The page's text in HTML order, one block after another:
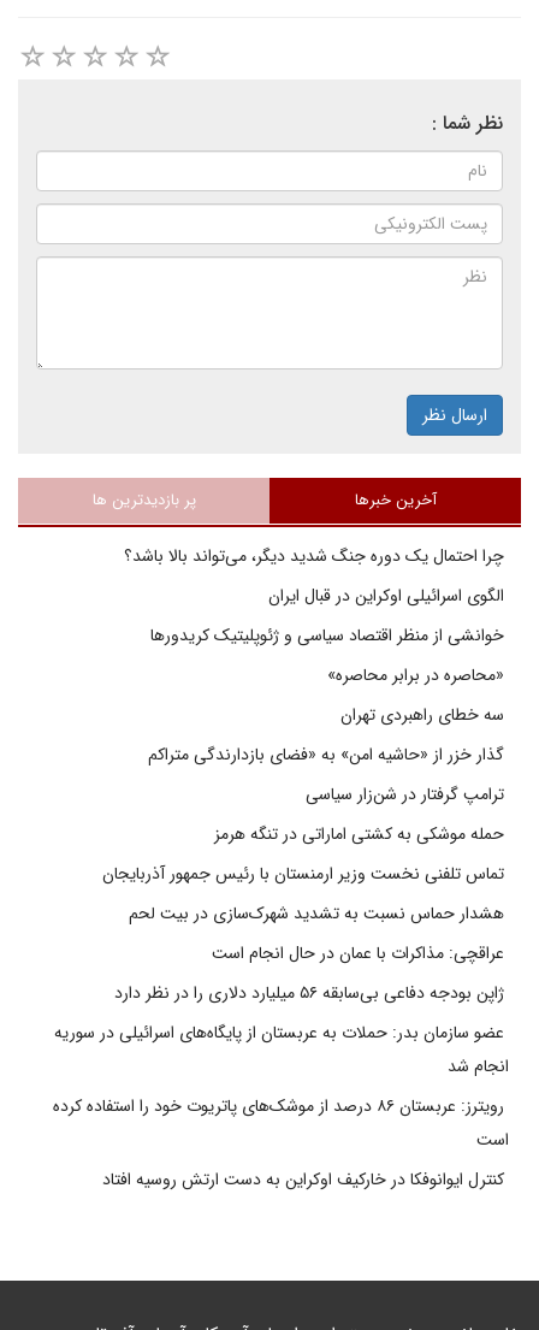
نظر شما :
ارسال نظر
آخرین خبرها پر بازدیدترین ها
چرا احتمال یک دوره جنگ شدید دیگر، می‌تواند بالا باشد؟
الگوی اسرائیلی اوکراین در قبال ایران
خوانشی از منظر اقتصاد سیاسی و ژئوپلیتیک کریدورها
«محاصره در برابر محاصره»
سه خطای راهبردی تهران
گذار خزر از «حاشیه امن» به «فضای بازدارندگی متراکم
ترامپ گرفتار در شن‌زار سیاسی
حمله موشکی به کشتی اماراتی در تنگه هرمز
تماس تلفنی نخست وزیر ارمنستان با رئیس جمهور آذربایجان
هشدار حماس نسبت به تشدید شهرک‌سازی در بیت‌ لحم
عراقچی: مذاکرات با عمان در حال انجام است
ژاپن بودجه دفاعی بی‌سابقه ۵۶ میلیارد دلاری را در نظر دارد
عضو سازمان بدر: حملات به عربستان از پایگاه‌های اسرائیلی در سوریه
انجام شد
رویترز: عربستان ۸۶ درصد از موشک‌های پاتریوت خود را استفاده کرده
است
کنترل ایوانوفکا در خارکیف اوکراین به دست ارتش روسیه افتاد